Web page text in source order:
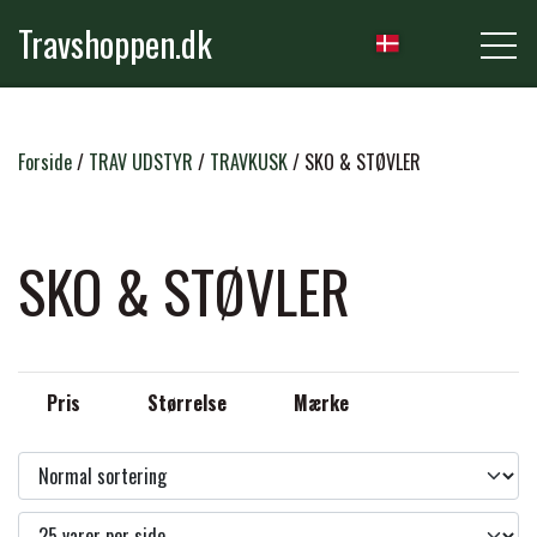
Travshoppen.dk
NYHEDER
HEST
TRENSER & TILBEHØR
SADLER & TILBEHØR
RYTTER
TRØJER, BLUSER & T-SHIRTS
PLEJE & STALD
STRIGLER & TILBEHØR
Forside TRAV UDSTYR TRAVKUSK SKO & STØVLER
SKO & STØVLER
Pris Størrelse Mærke